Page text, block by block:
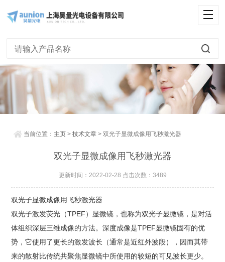
当前位置： 主页 >技术文章 > 双光子显微成像用飞秒激光器
双光子显微成像用飞秒激光器
更新时间：2022-02-28 点击次数：3489
双光子显微成像用飞秒激光器
双光子激发荧光（TPEF）显微镜，也称为双光子显微镜，是对活
体组织深层三维成像的方法。深度成像是TPEF显微镜固有的优
势，它使用了更长的激发波长（通常是近红外波段），因而其带
来的散射比传统共聚焦显微镜中所使用的较短的可见波长更少。